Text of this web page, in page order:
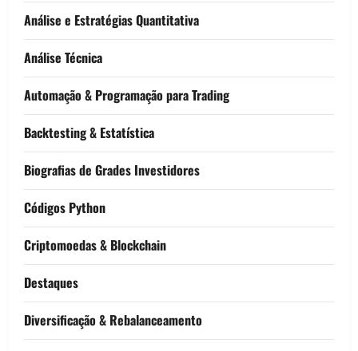
Análise e Estratégias Quantitativa
Análise Técnica
Automação & Programação para Trading
Backtesting & Estatística
Biografias de Grades Investidores
Códigos Python
Criptomoedas & Blockchain
Destaques
Diversificação & Rebalanceamento